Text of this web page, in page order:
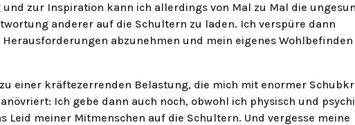
zur Inspiration kann ich allerdings von Mal zu Mal die
anderer auf die Schultern zu laden. Ich verspüre dann
abzunehmen und mein eigenes Wohlbefinden
einer kräftezerrenden Belastung, die mich mit enormer
Ich gebe dann auch noch, obwohl ich physisch und
Leid meiner Mitmenschen auf die Schultern. Und vergesse meine